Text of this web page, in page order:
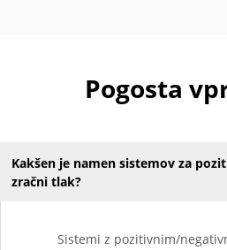
Pogosta
Kakšen je namen sistemov za
zračni tlak?
Sistemi z pozitivnim/